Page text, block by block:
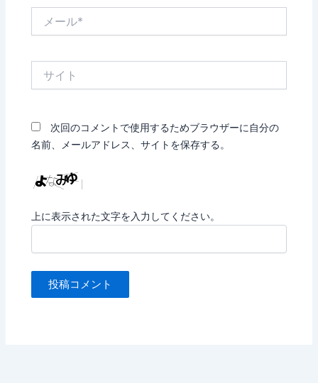
次回のコメントで使用するためブラウザーに自分の
名前、メールアドレス、サイトを保存する。
上に表示された文字を入力してください。